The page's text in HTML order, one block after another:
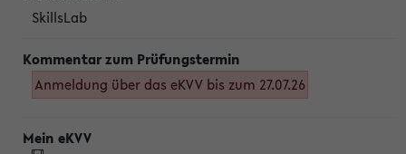
SkillsLab
Anmeldung über das eKVV bis zum 27.07.26